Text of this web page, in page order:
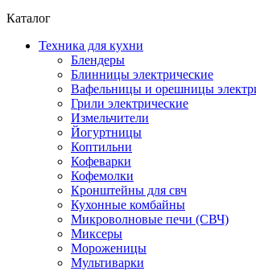
Каталог
Техника для кухни
Блендеры
Блинницы электрические
Вафельницы и орешницы
Грили электрические
Измельчители
Йогуртницы
Коптильни
Кофеварки
Кофемолки
Кронштейны для свч
Кухонные комбайны
Микроволновые печи (СВЧ)
Миксеры
Мороженицы
Мультиварки